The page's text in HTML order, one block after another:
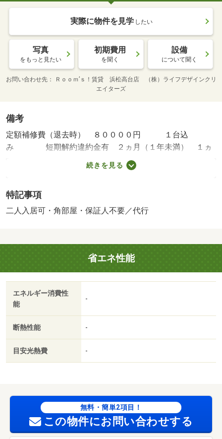
実際に物件を見学 したい
写真
をもっと見たい
初期費用
を聞く
設備
について聞く
お問い合わせ先
Ｒｏｏｍ’ｓ！賃貸 浜松高台店 （株）ライフデザインクリ
エイターズ
備考
定額補修費（退去時） ８００００円 １台込
み 短期解約違約金有 ２ヵ月（１年未満） １ヵ
月（１年以上２年未満）・賃貸保証等：加入要（ＭＳフル
サポート利用必須 初回登録料・・・２，２００円 初回
円（火災保険料・２４時間トラブルサポート含） 更新保
証料・・・３，５００円／年）・維持費等：町会費７００
続きを見る
特記事項
二人入居可・角部屋・保証人不要／代行
省エネ性能
エネルギー消費性
能
-
断熱性能 -
目安光熱費 -
無料・簡単2項目！
この物件にお問い合わせする